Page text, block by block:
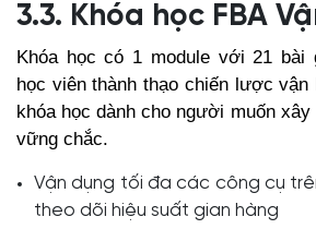
3.3. Khóa học FBA
Khóa học có 1 module với 21 bài
học viên thành thạo chiến lược
khóa học dành cho người muốn
vững chắc.
Vận dụng tối đa các công cụ
theo dõi hiệu suất gian hàng